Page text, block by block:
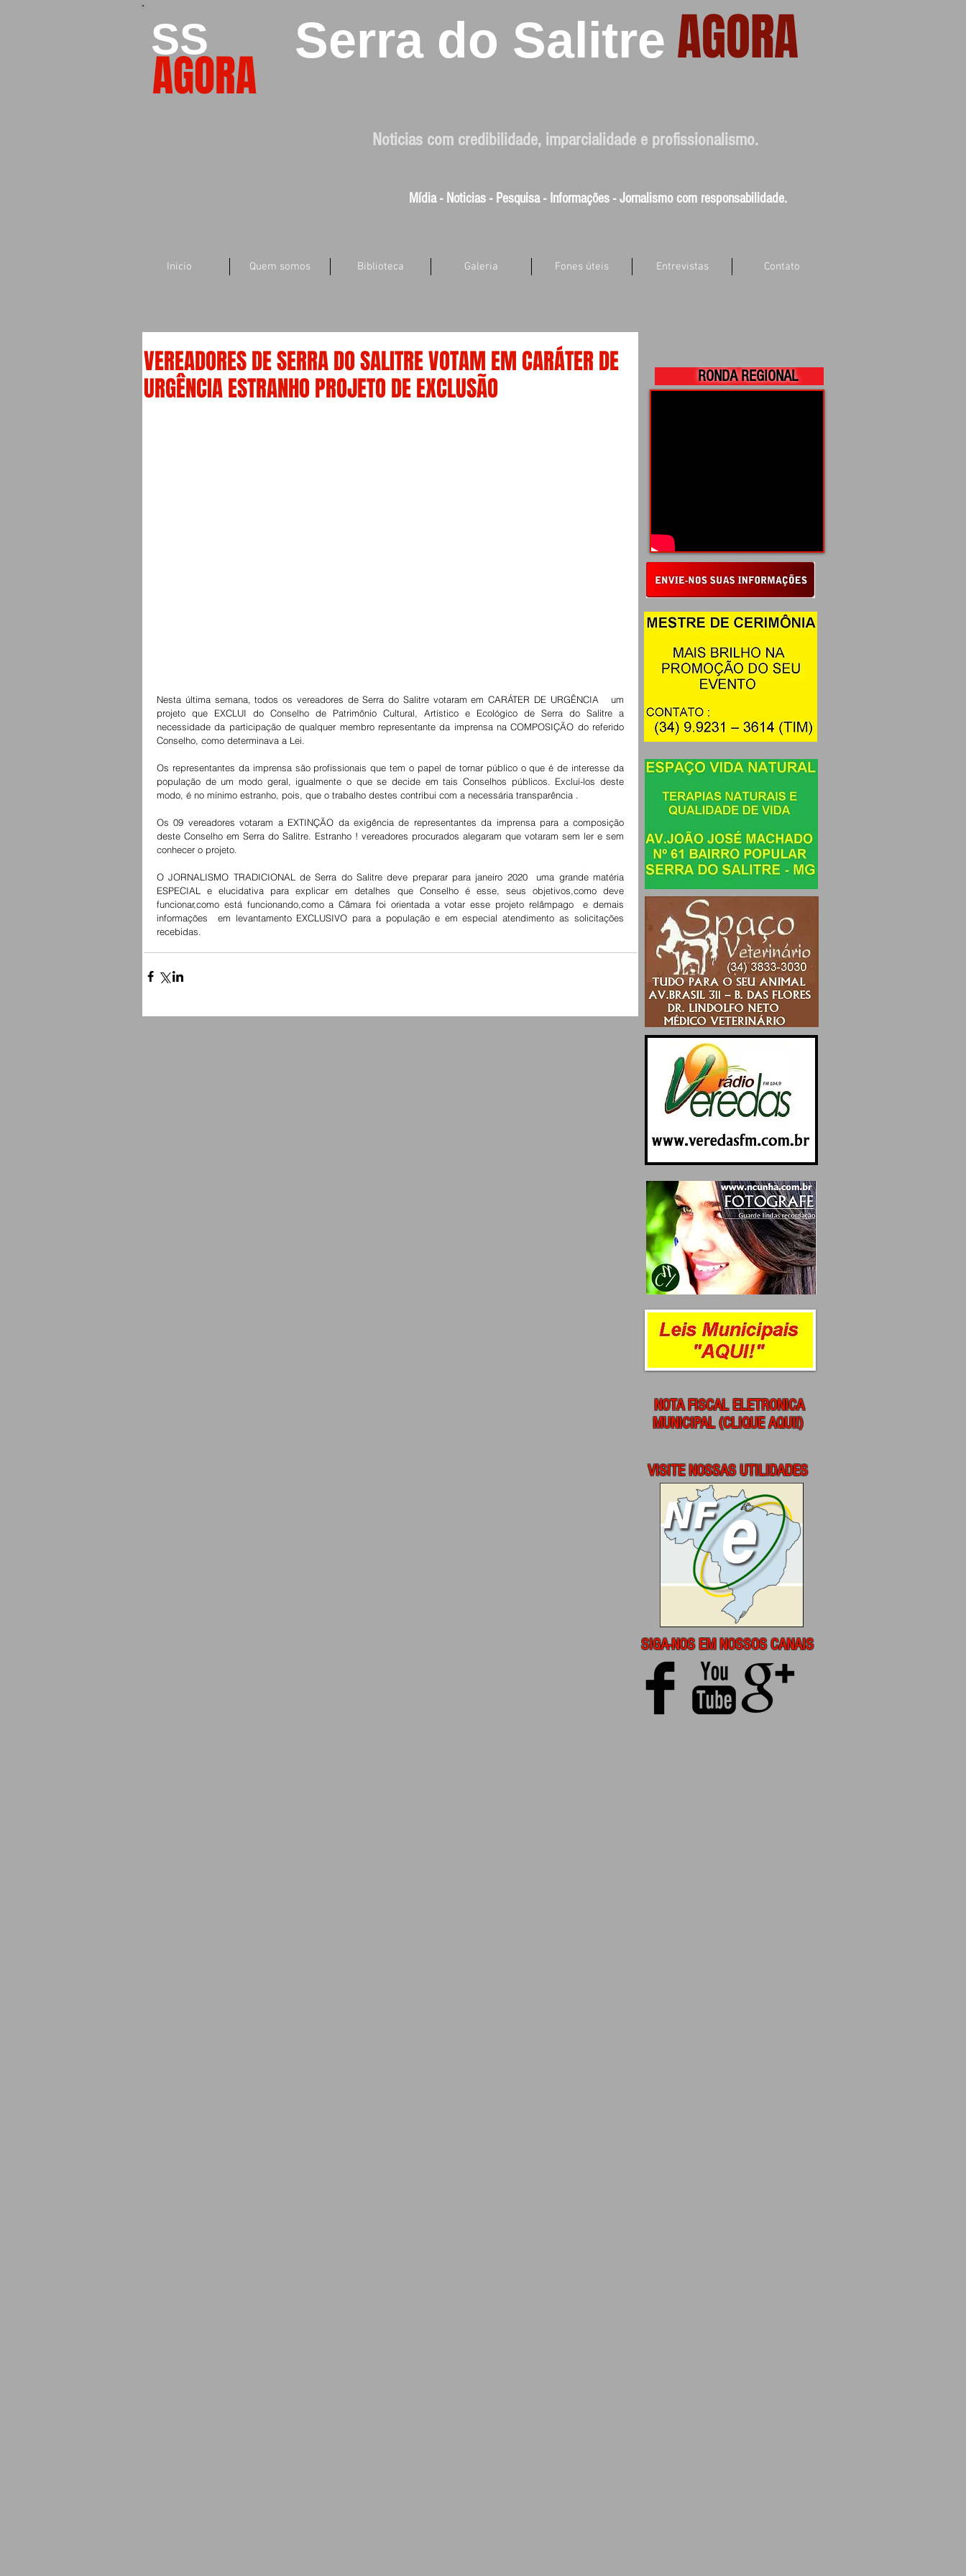
SS
AGORA
Serra do Salitre AGORA
Noticias com credibilidade, imparcialidade e profissionalismo.
Mídia - Noticias - Pesquisa - Informações - Jornalismo com responsabilidade.
Inicio Quem somos Biblioteca Galeria Fones úteis Entrevistas Contato
VEREADORES DE SERRA DO SALITRE VOTAM EM CARÁTER DE
URGÊNCIA ESTRANHO PROJETO DE EXCLUSÃO
Nesta última semana, todos os vereadores de Serra do Salitre votaram em CARÁTER DE URGÊNCIA   um
projeto que EXCLUI do Conselho de Patrimônio Cultural, Artístico e Ecológico de Serra do Salitre a
necessidade da participação de qualquer membro representante da imprensa na COMPOSIÇÃO do referido
Conselho, como determinava a Lei.
Os representantes da imprensa são profissionais que tem o papel de tornar público o que é de interesse da
população de um modo geral, igualmente o que se decide em tais Conselhos públicos. Excluí-los deste
modo, é no mínimo estranho, pois, que o trabalho destes contribui com a necessária transparência .
Os 09 vereadores votaram a EXTINÇÃO da exigência de representantes da imprensa para a composição
deste Conselho em Serra do Salitre. Estranho ! vereadores procurados alegaram que votaram sem ler e sem
conhecer o projeto.
O JORNALISMO TRADICIONAL de Serra do Salitre deve preparar para janeiro 2020  uma grande matéria
ESPECIAL e elucidativa para explicar em detalhes que Conselho é esse, seus objetivos,como deve
funcionar,como está funcionando,como a Câmara foi orientada a votar esse projeto relâmpago  e demais
informações  em levantamento EXCLUSIVO para a população e em especial atendimento as solicitações
recebidas.
RONDA REGIONAL
NOTA FISCAL ELETRONICA
MUNICIPAL (CLIQUE AQUI!)
VISITE NOSSAS UTILIDADES
SIGA-NOS EM NOSSOS CANAIS